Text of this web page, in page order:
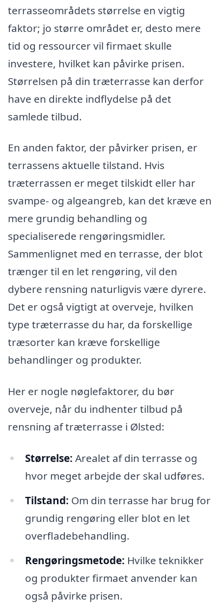
terrasseområdets størrelse en vigtig
faktor; jo større området er, desto mere
tid og ressourcer vil firmaet skulle
investere, hvilket kan påvirke prisen.
Størrelsen på din træterrasse kan derfor
have en direkte indflydelse på det
samlede tilbud.
En anden faktor, der påvirker prisen, er
terrassens aktuelle tilstand. Hvis
træterrassen er meget tilskidt eller har
svampe- og algeangreb, kan det kræve en
mere grundig behandling og
specialiserede rengøringsmidler.
Sammenlignet med en terrasse, der blot
trænger til en let rengøring, vil den
dybere rensning naturligvis være dyrere.
Det er også vigtigt at overveje, hvilken
type træterrasse du har, da forskellige
træsorter kan kræve forskellige
behandlinger og produkter.
Her er nogle nøglefaktorer, du bør
overveje, når du indhenter tilbud på
rensning af træterrasse i Ølsted:
Størrelse: Arealet af din terrasse og
hvor meget arbejde der skal udføres.
Tilstand: Om din terrasse har brug for
grundig rengøring eller blot en let
overfladebehandling.
Rengøringsmetode: Hvilke teknikker
og produkter firmaet anvender kan
også påvirke prisen.